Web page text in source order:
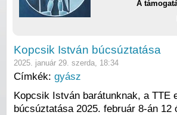
A
Kopcsik István búcsúztatása
2025. január 29. szerda, 18:34
Címkék: gyász
Kopcsik István barátunknak, a TTE
búcsúztatása 2025. február 8-án